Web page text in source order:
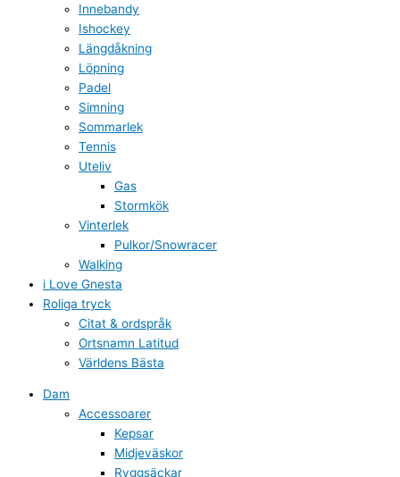
Innebandy
Ishockey
Längdåkning
Löpning
Padel
Simning
Sommarlek
Tennis
Uteliv
Gas
Stormkök
Vinterlek
Pulkor/Snowracer
Walking
i Love Gnesta
Roliga tryck
Citat & ordspråk
Ortsnamn Latitud
Världens Bästa
Dam
Accessoarer
Kepsar
Midjeväskor
Ryggsäckar